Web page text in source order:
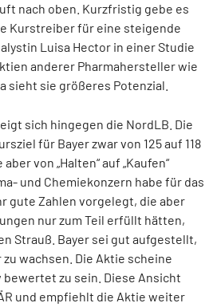
nach oben. Kurzfristig gebe es
Kurstreiber für eine steigende
Luisa Hector in einer Studie
anderer Pharmahersteller wie
sieht sie größeres Potenzial.
sich hingegen die NordLB. Die
für Bayer zwar von 125 auf 118
von „Halten“ auf „Kaufen“
und Chemiekonzern habe für das
gute Zahlen vorgelegt, die aber
nur zum Teil erfüllt hätten,
Strauß. Bayer sei gut aufgestellt,
wachsen. Die Aktie scheine
zu sein. Diese Ansicht
und empfiehlt die Aktie weiter